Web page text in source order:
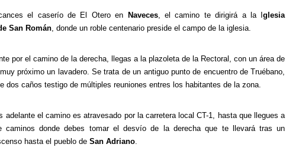
el caserío de El Otero en Naveces, el camino te dirigirá a la Iglesia
San Román, donde un roble centenario preside el campo de la iglesia.
por el camino de la derecha, llegas a la plazoleta de la Rectoral, con un área de
próximo un lavadero. Se trata de un antiguo punto de encuentro de Truébano,
dos caños testigo de múltiples reuniones entres los habitantes de la zona.
adelante el camino es atravesado por la carretera local CT-1, hasta que llegues a
caminos donde debes tomar el desvío de la derecha que te llevará tras un
hasta el pueblo de San Adriano.